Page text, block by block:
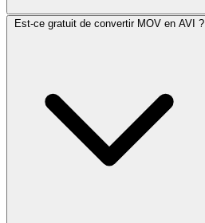
Est-ce gratuit de convertir MOV en AVI ?